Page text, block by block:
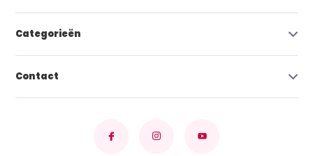
Categorieën
Contact